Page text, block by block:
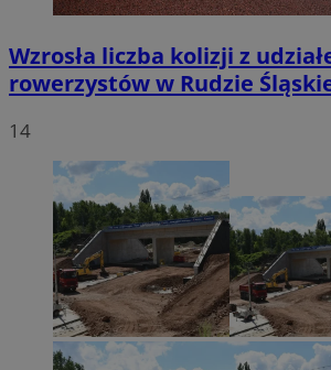
Wzrosła liczba kolizji z
rowerzystów w Rudzie
14